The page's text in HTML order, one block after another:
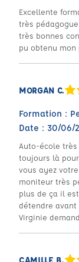
Excellente
très
très bonnes
pu obtenu
MORGAN C.
Formation :
Date : 30/06/
Auto-école
toujours là
vous ayez
moniteur très
plus de ça il
détendre
Virginie
CAMILLE B.